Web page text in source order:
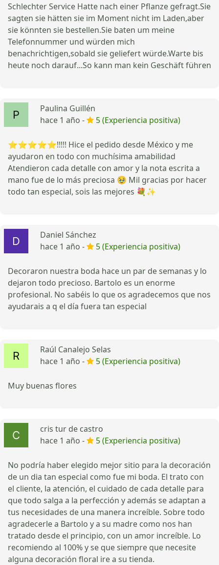
Schlechter Service Hatte nach einer Pflanze gefragt.Sie
sagten sie hätten sie im Moment nicht im Laden,aber
sie könnten sie bestellen.Sie baten um meine
Telefonnummer und würden mich
benachrichtigen,sobald sie geliefert würde.Warte bis
heute noch darauf...So kann man kein Geschäft führen
Paulina Guillén
hace 1 año -
5 (Experiencia positiva)
⭐️⭐️⭐️⭐️⭐️!!!!! Hice el pedido desde México y me
ayudaron en todo con muchísima amabilidad
Atendieron cada detalle con amor y la nota escrita a
mano fue de lo más preciosa 🥹 Mil gracias por hacer
todo tan especial, sois las mejores 💐✨
Daniel Sánchez
hace 1 año -
5 (Experiencia positiva)
Decoraron nuestra boda hace un par de semanas y lo
dejaron todo precioso. Bartolo es un enorme
profesional. No sabéis lo que os agradecemos que nos
ayudarais a q el día fuera tan especial
Raúl Canalejo Selas
hace 1 año -
5 (Experiencia positiva)
Muy buenas flores
cris tur de castro
hace 1 año -
5 (Experiencia positiva)
No podría haber elegido mejor sitio para la decoración
de un dia tan especial como fue mi boda. El trato con
el cliente, la atención, el cuidado de cada detalle para
que todo salga a la perfección y además se adaptan a
tus necesidades de una manera increíble. Sobre todo
agradecerle a Bartolo y a su madre como nos han
tratado desde el principio, con un amor increíble. Lo
recomiendo al 100% y se que siempre que necesite
alguna decoración floral ire a su tienda.